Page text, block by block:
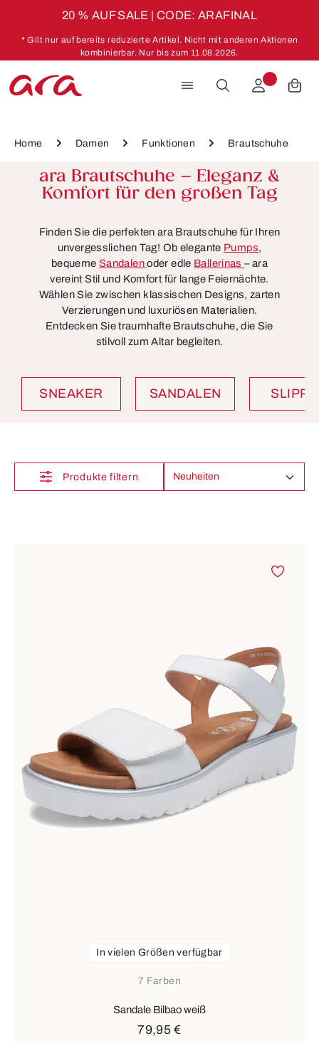
20 % AUF SALE | CODE: ARAFINAL
* Gilt nur auf bereits reduzierte Artikel. Nicht mit anderen Aktionen
kombinierbar. Nur bis zum 11.08.2026.
Home Damen Funktionen Brautschuhe
ara Brautschuhe – Eleganz &
Komfort für den großen Tag
Finden Sie die perfekten ara Brautschuhe für Ihren
unvergesslichen Tag! Ob elegante Pumps,
bequeme Sandalen oder edle Ballerinas – ara
vereint Stil und Komfort für lange Feiernächte.
Wählen Sie zwischen klassischen Designs, zarten
Verzierungen und luxuriösen Materialien.
Entdecken Sie traumhafte Brautschuhe, die Sie
stilvoll zum Altar begleiten.
SNEAKER SANDALEN
Produkte filtern
7 Farben
In vielen Größen verfügbar
Sandale Bilbao weiß
79,95 €